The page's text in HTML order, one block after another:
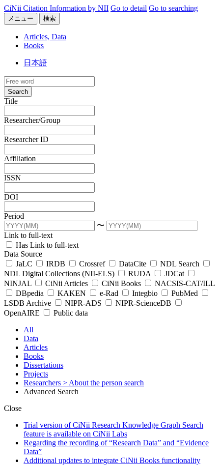
CiNii Citation Information by NII Go to detail Go to searching
メニュー 検索
Articles, Data
Books
日本語
Search
Title
Researcher/Group
Researcher ID
Affiliation
ISSN
DOI
Period
〜
Link to full-text
Has Link to full-text
Data Source
JaLC
IRDB Crossref DataCite
NDL Search
NDL Digital Collections (NII-ELS)
RUDA
JDCat
NINJAL
CiNii Articles CiNii Books
NACSIS-CAT/ILL
DBpedia
KAKEN e-Rad Integbio
PubMed
LSDB Archive
NIPR-ADS
NIPR-ScienceDB
OpenAIRE
Public data
All
Data
Articles
Books
Dissertations
Projects
Researchers > About the person search
Advanced Search
Close
Trial version of CiNii Research Knowledge Graph Search
feature is available on CiNii Labs
Regarding the recording of “Research Data” and “Evidence
Data”
Additional updates to integrate CiNii Books functionality